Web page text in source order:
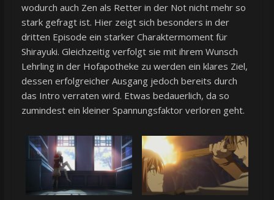
wodurch auch Zen als Retter in der Not nicht mehr so
stark gefragt ist. Hier zeigt sich besonders in der
dritten Episode ein starker Charaktermoment für
Shirayuki. Gleichzeitig verfolgt sie mit ihrem Wunsch
Lehrling in der Hofapotheke zu werden ein klares Ziel,
dessen erfolgreicher Ausgang jedoch bereits durch
das Intro verraten wird. Etwas bedauerlich, da so
zumindest ein kleiner Spannungsfaktor verloren geht.